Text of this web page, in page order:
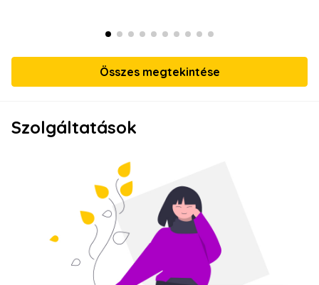
Összes megtekintése
Szolgáltatások